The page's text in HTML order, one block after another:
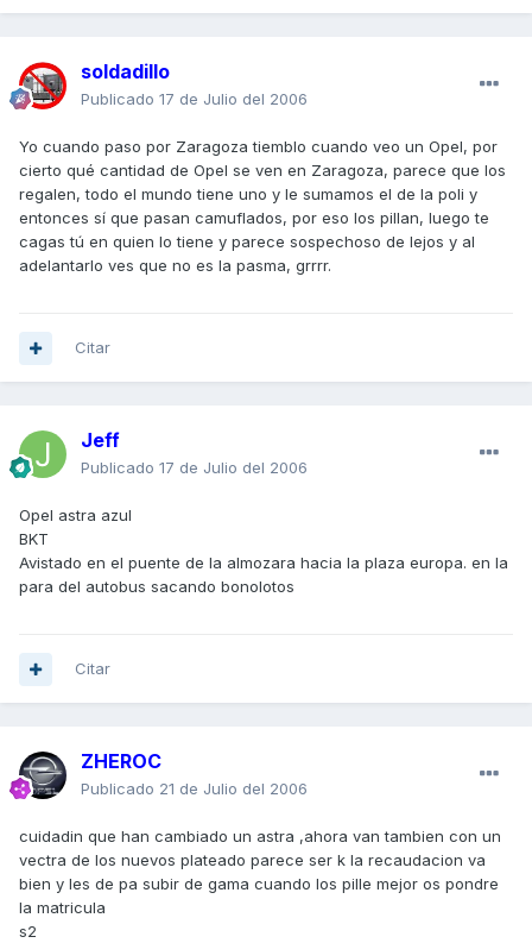
soldadillo
Publicado 17 de Julio del 2006
Yo cuando paso por Zaragoza tiemblo cuando veo un Opel, por
cierto qué cantidad de Opel se ven en Zaragoza, parece que los
regalen, todo el mundo tiene uno y le sumamos el de la poli y
entonces sí que pasan camuflados, por eso los pillan, luego te
cagas tú en quien lo tiene y parece sospechoso de lejos y al
adelantarlo ves que no es la pasma, grrrr.
Citar
Jeff
Publicado 17 de Julio del 2006
Opel astra azul
BKT
Avistado en el puente de la almozara hacia la plaza europa. en la
para del autobus sacando bonolotos
Citar
ZHEROC
Publicado 21 de Julio del 2006
cuidadin que han cambiado un astra ,ahora van tambien con un
vectra de los nuevos plateado parece ser k la recaudacion va
bien y les de pa subir de gama cuando los pille mejor os pondre
la matricula
s2